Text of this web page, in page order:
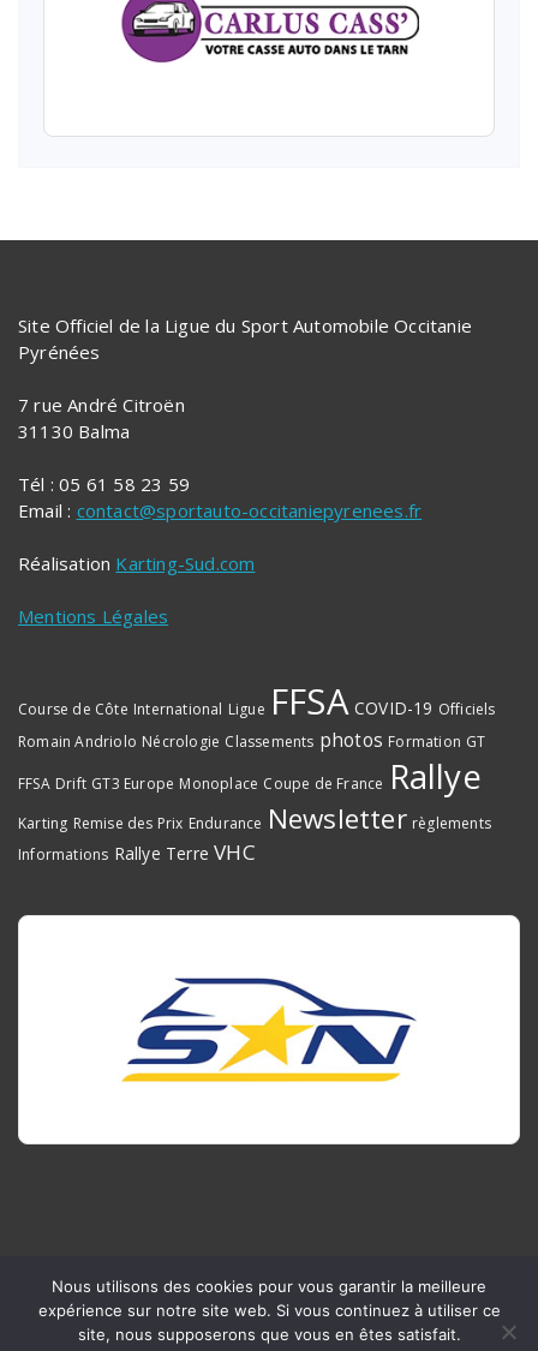
Site Officiel de la Ligue du Sport Automobile Occitanie
Pyrénées
7 rue André Citroën
31130 Balma
Tél : 05 61 58 23 59
Email : contact@sportauto-occitaniepyrenees.fr
Réalisation Karting-Sud.com
Mentions Légales
Course de Côte International Ligue FFSA COVID-19 Officiels
Romain Andriolo Nécrologie Classements photos Formation GT
FFSA Drift GT3 Europe Monoplace Coupe de France Rallye
Karting Remise des Prix Endurance Newsletter règlements
Informations Rallye Terre VHC
Copyright © 2026 - Ligue du Sport Automobile Occitanie
Nous utilisons des cookies pour vous garantir la meilleure
expérience sur notre site web. Si vous continuez à utiliser ce
site, nous supposerons que vous en êtes satisfait.